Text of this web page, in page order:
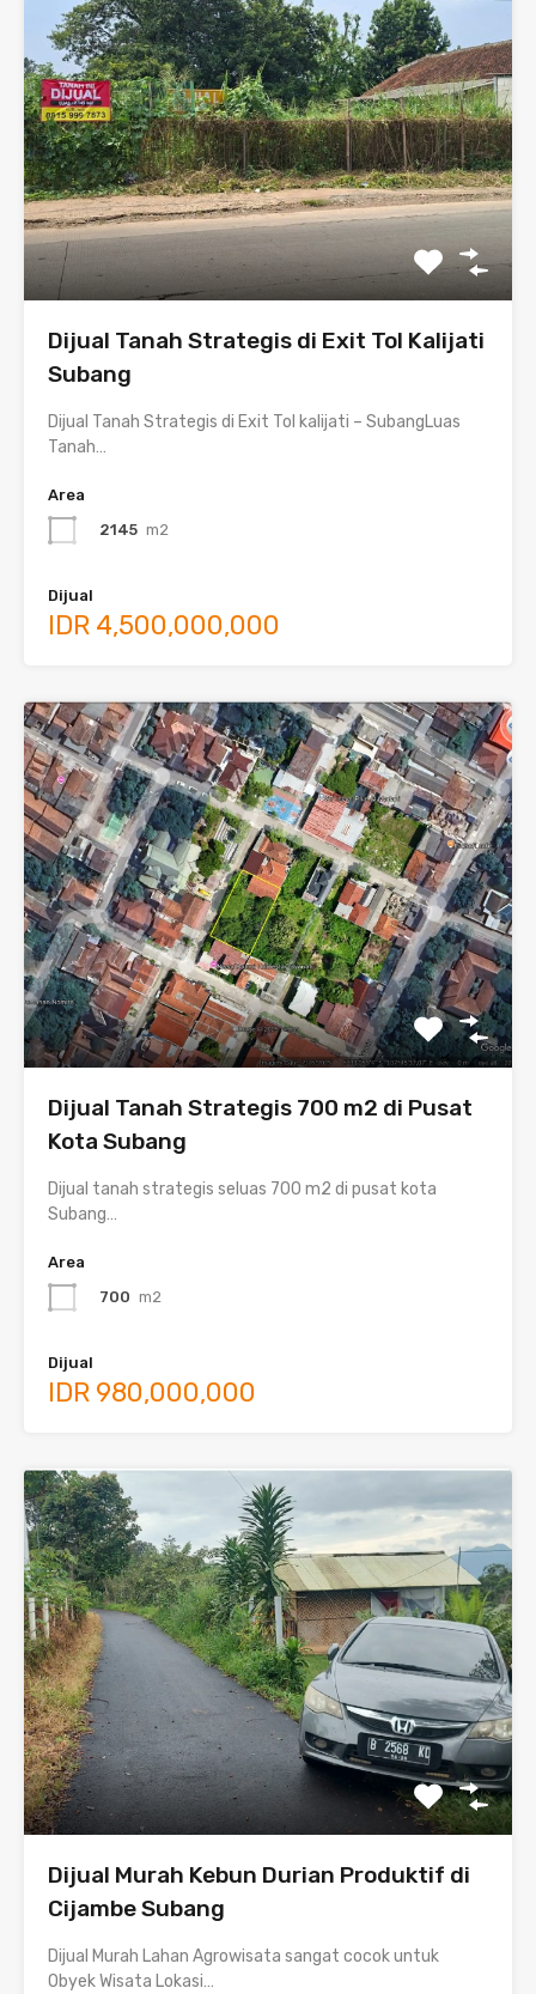
Dijual Tanah Strategis di Exit Tol Kalijati
Subang
Dijual Tanah Strategis di Exit Tol kalijati – SubangLuas
Tanah…
Area
2145 m2
Dijual
IDR 4,500,000,000
Dijual Tanah Strategis 700 m2 di Pusat
Kota Subang
Dijual tanah strategis seluas 700 m2 di pusat kota
Subang…
Area
700 m2
Dijual
IDR 980,000,000
Dijual Murah Kebun Durian Produktif di
Cijambe Subang
Dijual Murah Lahan Agrowisata sangat cocok untuk
Obyek Wisata Lokasi…